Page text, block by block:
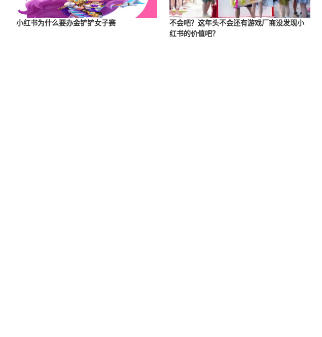
小红书为什么要办金铲铲女子赛
不会吧？这年头不会还有游戏厂商没发现小
红书的价值吧？